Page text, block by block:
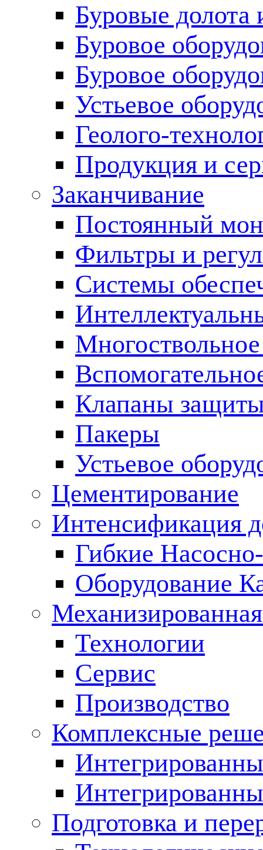
Буровые долота
Буровое
Буровое
Устьевое
Геолого-
Продукция и
Заканчивание
Постоянный
Фильтры и
Cистемы
Клапаны
Пакеры
Устьевое
Цементирование
Интенсификация
Гибкие
Оборудование
Технологии
Сервис
Производство
Комплексные
Подготовка и